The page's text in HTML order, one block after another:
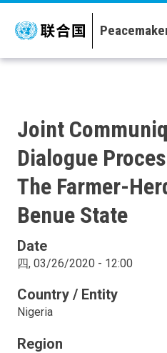
移至主內容
Joint
Dialogue
The Farmer-
Benue State
Date
四, 03/26/2020 - 12:00
Country / Entity
Nigeria
Region